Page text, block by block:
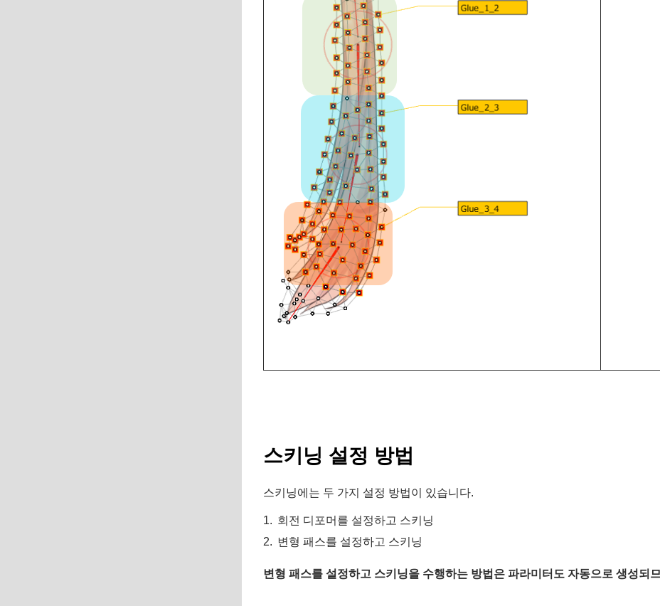
스키닝 설정 방법
스키닝에는 두 가지 설정 방법이 있습니다.
회전 디포머를 설정하고 스키닝
변형 패스를 설정하고 스키닝
변형 패스를 설정하고 스키닝을 수행하는 방법은 파라미터도 자동으로 생성되